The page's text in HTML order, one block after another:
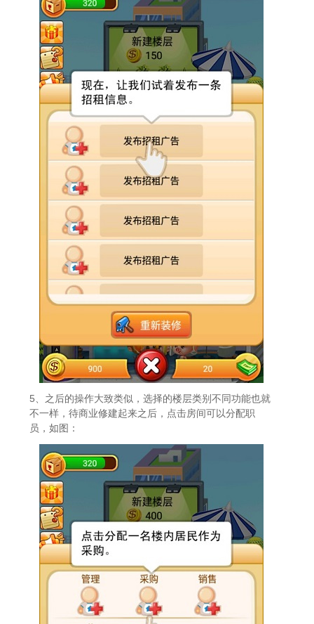
5、之后的操作大致类似，选择的楼层类别不同功能也就
不一样，待商业修建起来之后，点击房间可以分配职
员，如图：